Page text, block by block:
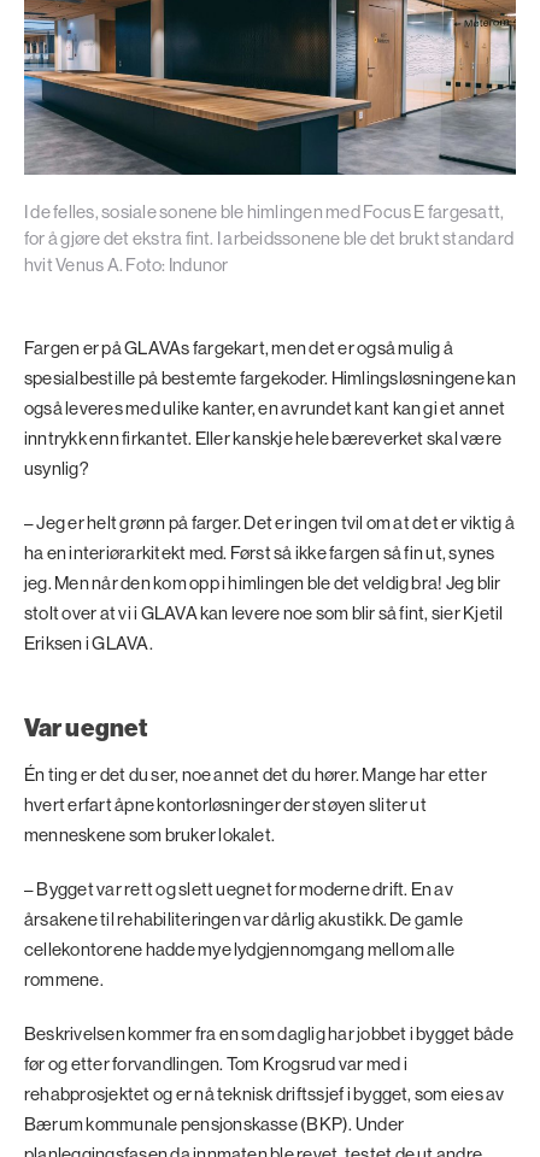
I de felles, sosiale sonene ble himlingen med Focus E fargesatt,
for å gjøre det ekstra fint. I arbeidssonene ble det brukt standard
hvit Venus A. Foto: Indunor
Fargen er på GLAVAs fargekart, men det er også mulig å
spesialbestille på bestemte fargekoder. Himlingsløsningene kan
også leveres med ulike kanter, en avrundet kant kan gi et annet
inntrykk enn firkantet. Eller kanskje hele bæreverket skal være
usynlig?
– Jeg er helt grønn på farger. Det er ingen tvil om at det er viktig å
ha en interiørarkitekt med. Først så ikke fargen så fin ut, synes
jeg. Men når den kom opp i himlingen ble det veldig bra! Jeg blir
stolt over at vi i GLAVA kan levere noe som blir så fint, sier Kjetil
Eriksen i GLAVA.
Var uegnet
Én ting er det du ser, noe annet det du hører. Mange har etter
hvert erfart åpne kontorløsninger der støyen sliter ut
menneskene som bruker lokalet.
– Bygget var rett og slett uegnet for moderne drift. En av
årsakene til rehabiliteringen var dårlig akustikk. De gamle
cellekontorene hadde mye lydgjennomgang mellom alle
rommene.
Beskrivelsen kommer fra en som daglig har jobbet i bygget både
før og etter forvandlingen. Tom Krogsrud var med i
rehabprosjektet og er nå teknisk driftssjef i bygget, som eies av
Bærum kommunale pensjonskasse (BKP). Under